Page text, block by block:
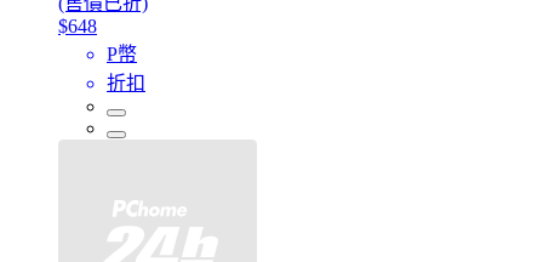
$648
P幣
折扣